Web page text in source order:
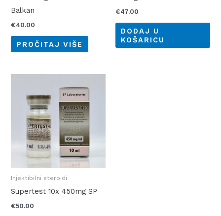
Balkan
€40.00
PROČITAJ VIŠE
€47.00
DODAJ U
KOŠARICU
Injektibilni steroidi
Supertest 10x 450mg SP
€50.00